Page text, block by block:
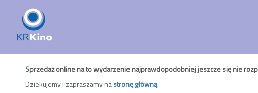
Sprzedaż online na to wydarzenie najprawdopodobniej jeszcze się nie
Dziekujemy i zapraszamy nastronę główną